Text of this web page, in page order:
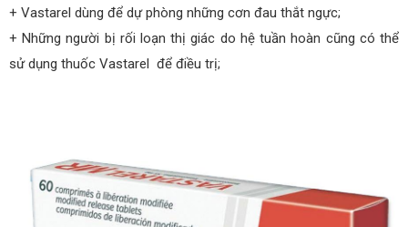
+ Vastarel dùng để dự phòng những cơn đau thắt ngực;
+ Những người bị rối loạn thị giác do hệ tuần hoàn cũng có thể
sử dụng thuốc Vastarel để điều trị;